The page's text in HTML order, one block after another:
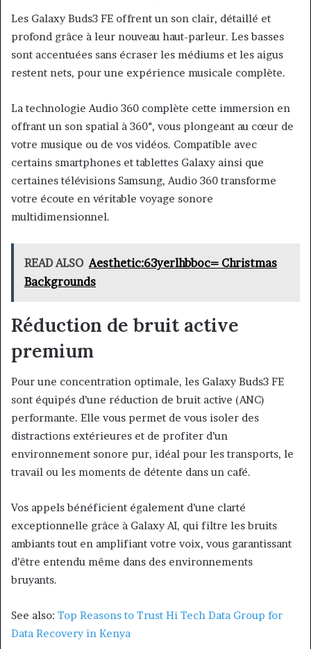
Les Galaxy Buds3 FE offrent un son clair, détaillé et
profond grâce à leur nouveau haut-parleur. Les basses
sont accentuées sans écraser les médiums et les aigus
restent nets, pour une expérience musicale complète.
La technologie Audio 360 complète cette immersion en
offrant un son spatial à 360°, vous plongeant au cœur de
votre musique ou de vos vidéos. Compatible avec
certains smartphones et tablettes Galaxy ainsi que
certaines télévisions Samsung, Audio 360 transforme
votre écoute en véritable voyage sonore
multidimensionnel.
READ ALSO Aesthetic:63yerlhbboc= Christmas
Backgrounds
Réduction de bruit active
premium
Pour une concentration optimale, les Galaxy Buds3 FE
sont équipés d’une réduction de bruit active (ANC)
performante. Elle vous permet de vous isoler des
distractions extérieures et de profiter d’un
environnement sonore pur, idéal pour les transports, le
travail ou les moments de détente dans un café.
Vos appels bénéficient également d’une clarté
exceptionnelle grâce à Galaxy AI, qui filtre les bruits
ambiants tout en amplifiant votre voix, vous garantissant
d’être entendu même dans des environnements
bruyants.
See also: Top Reasons to Trust Hi Tech Data Group for
Data Recovery in Kenya